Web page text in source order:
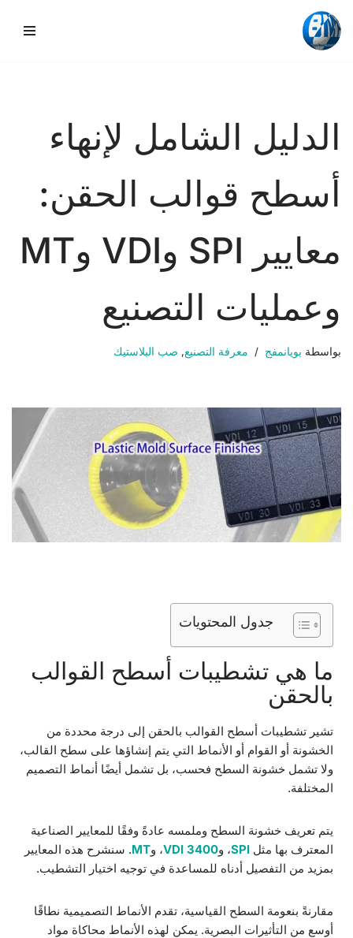
تخطي
الدليل الشامل لإنهاء
أسطح قوالب الحقن:
معايير SPI وVDI وMT
وعمليات التصنيع
بواسطة بويانمفج معرفة التصنيع, صب البلاستيك
جدول المحتويات
ما هي تشطيبات أسطح القوالب
بالحقن
تشير تشطيبات أسطح القوالب بالحقن إلى درجة محددة من
الخشونة أو القوام أو الأنماط التي يتم إنشاؤها على سطح القالب،
ولا تشمل خشونة السطح فحسب، بل تشمل أيضًا أنماط التصميم
المختلفة.
يتم تعريف خشونة السطح وملمسه عادةً وفقًا للمعايير الصناعية
المعترف بها مثل SPI، وVDI 3400، وMT. سنشرح هذه المعايير
بمزيد من التفصيل أدناه للمساعدة في توجيه اختيار التشطيب.
مقارنةً بنعومة السطح القياسية، تقدم الأنماط التصميمية نطاقًا
أوسع من التأثيرات البصرية. يمكن لهذه الأنماط محاكاة مواد